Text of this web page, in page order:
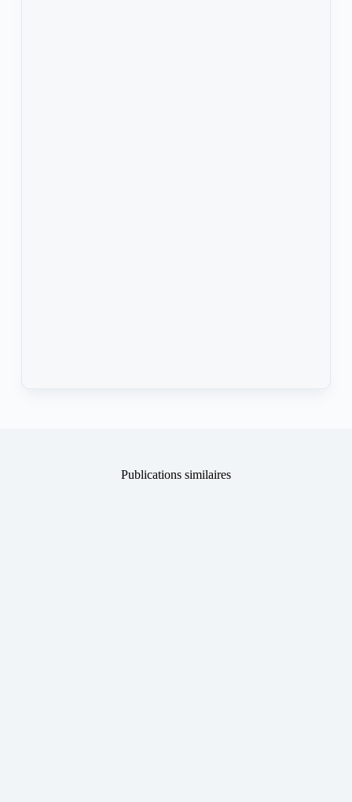
Publications similaires